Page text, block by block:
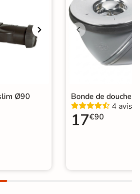
Grille Inox Fournie
Ø 90 mm
Ø90
Bonde de douche
4 avis
17€90